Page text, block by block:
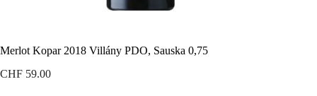
Merlot Kopar 2018 Villány PDO, Sauska 0,75
CHF 59.00